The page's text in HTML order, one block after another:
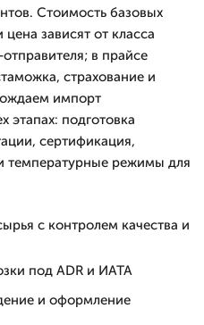
Стоимость базовых
зависят от класса
в прайсе
страхование и
импорт
подготовка
сертификация,
температурные режимы для
с контролем качества и
под ADR и ИАТА
и оформление